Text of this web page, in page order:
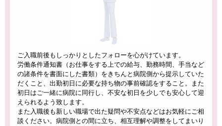
ご入職前後もしっかりとしたフォローを心がけています。
労働条件通知書（お仕事をする上での給与、勤務時間、手当など
の諸条件を書面にした書類）をきちんと病院側から提示していた
だくこと、出勤初日に必要な持ち物の事前確認をすること。また
初日はご一緒に病院に同行し、不安な初日を少しでも安心して迎
えられるよう致します。
また入職後も新しい職場で出た疑問や不安点などはお気軽にご相
談ください。病院側との間に立ち、相互理解や調整をしてまいり